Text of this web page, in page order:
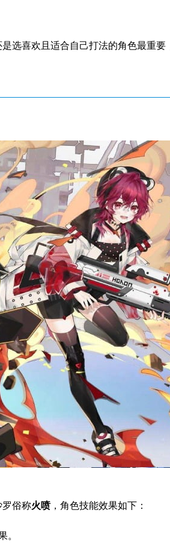
选喜欢且适合自己打法的角色最重
俗称火喷，角色技能效果如下：
。